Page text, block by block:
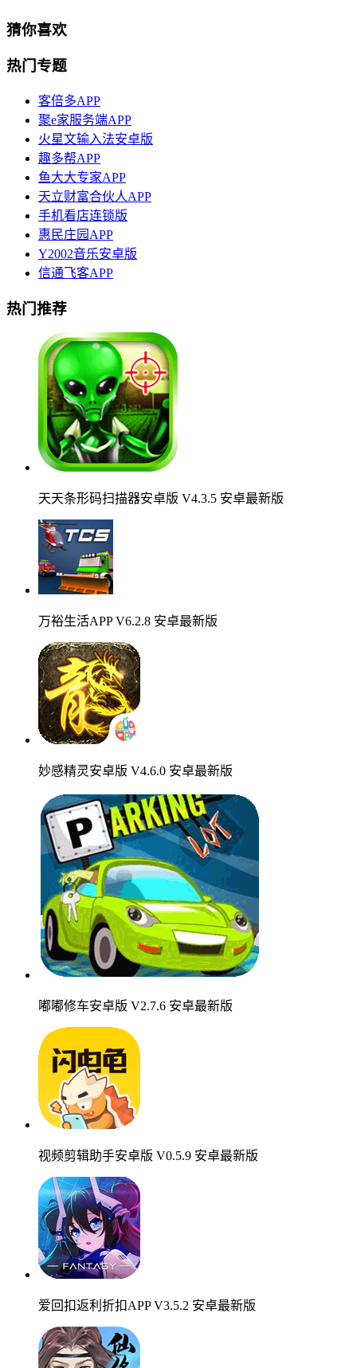
猜你喜欢
热门专题
客倍多APP
聚e家服务端APP
火星文输入法安卓版
趣多帮APP
鱼大大专家APP
天立财富合伙人APP
手机看店连锁版
惠民庄园APP
Y2002音乐安卓版
信通飞客APP
热门推荐
天天条形码扫描器安卓版 V4.3.5 安卓最新版
万裕生活APP V6.2.8 安卓最新版
妙感精灵安卓版 V4.6.0 安卓最新版
嘟嘟修车安卓版 V2.7.6 安卓最新版
视频剪辑助手安卓版 V0.5.9 安卓最新版
爱回扣返利折扣APP V3.5.2 安卓最新版